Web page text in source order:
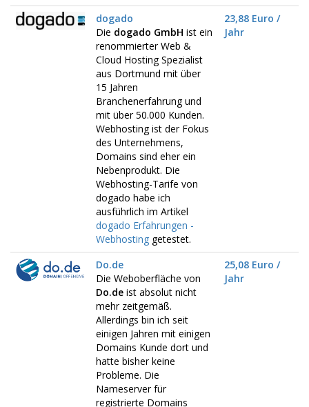
dogado
Die dogado GmbH ist ein
renommierter Web &
Cloud Hosting Spezialist
aus Dortmund mit über
15 Jahren
Branchenerfahrung und
mit über 50.000 Kunden.
Webhosting ist der Fokus
des Unternehmens,
Domains sind eher ein
Nebenprodukt. Die
Webhosting-Tarife von
dogado habe ich
ausführlich im Artikel
dogado Erfahrungen -
Webhosting getestet.
23,88 Euro /
Jahr
Do.de
Die Weboberfläche von
Do.de ist absolut nicht
mehr zeitgemäß.
Allerdings bin ich seit
einigen Jahren mit einigen
Domains Kunde dort und
hatte bisher keine
Probleme. Die
Nameserver für
registrierte Domains
25,08 Euro /
Jahr